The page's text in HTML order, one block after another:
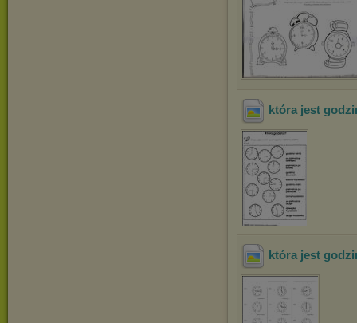
która jest
która jest